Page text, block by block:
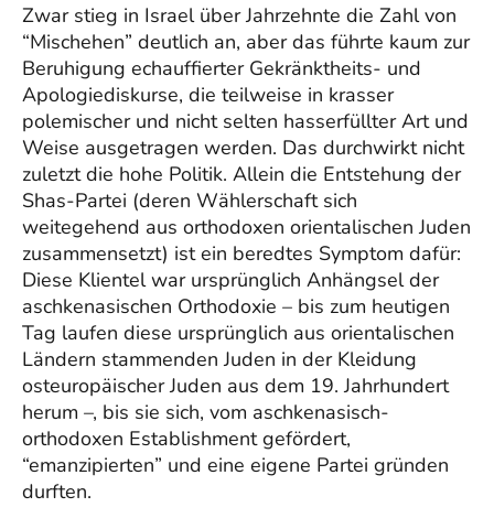
Zwar stieg in Israel über Jahrzehnte die Zahl von
“Mischehen” deutlich an, aber das führte kaum zur
Beruhigung echauffierter Gekränktheits- und
Apologiediskurse, die teilweise in krasser
polemischer und nicht selten hasserfüllter Art und
Weise ausgetragen werden. Das durchwirkt nicht
zuletzt die hohe Politik. Allein die Entstehung der
Shas-Partei (deren Wählerschaft sich
weitegehend aus orthodoxen orientalischen Juden
zusammensetzt) ist ein beredtes Symptom dafür:
Diese Klientel war ursprünglich Anhängsel der
aschkenasischen Orthodoxie – bis zum heutigen
Tag laufen diese ursprünglich aus orientalischen
Ländern stammenden Juden in der Kleidung
osteuropäischer Juden aus dem 19. Jahrhundert
herum –, bis sie sich, vom aschkenasisch-
orthodoxen Establishment gefördert,
“emanzipierten” und eine eigene Partei gründen
durften.